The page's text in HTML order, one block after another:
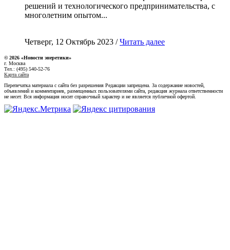
решений и технологического предпринимательства, с
многолетним опытом...
Четверг, 12 Октябрь 2023 /Читать далее
© 2026 «Новости энеретики»
г. Москва
Тел.: (495) 540-52-76
Карта сайта
Перепечатка материала с сайта без разрешения Редакции запрещена. За содержание новостей,
объявлений и комментариев, размещенных пользователями сайта, редакция журнала ответственности
не несет. Вся информация носит справочный характер и не является публичной офертой.